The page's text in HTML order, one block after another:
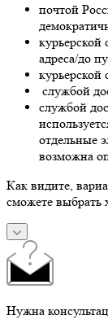
почтой
адреса/до
службой
службой
отдельные
возможна
Как видите,
сможете выбрать
Нужна